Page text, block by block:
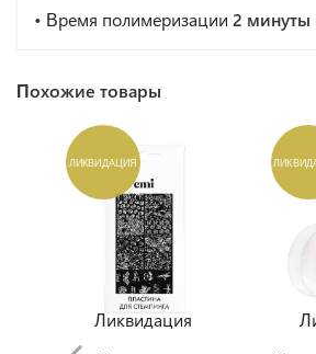
• Время полимеризации 2 минуты
Похожие товары
Ликвидация
ЛИКВИДАЦИЯ